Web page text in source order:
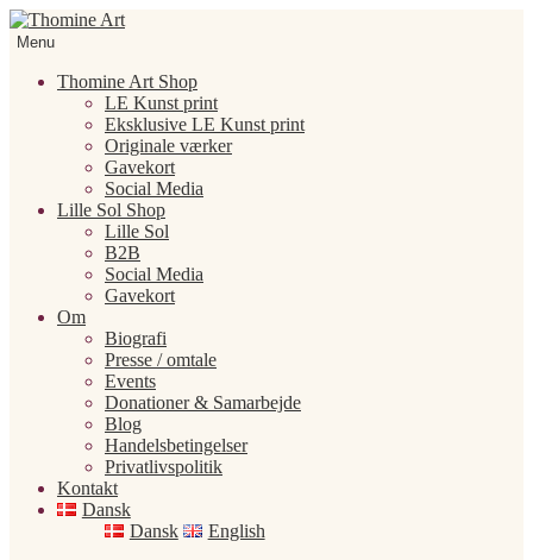
Spring
til
Spring
tilMenu
Thomine Art Shop
LE Kunst print
Eksklusive LE Kunst print
Originale værker
Gavekort
Social Media
Lille Sol Shop
Lille Sol
B2B
Social Media
Gavekort
Om
Biografi
Presse / omtale
Events
Donationer & Samarbejde
Blog
Handelsbetingelser
Privatlivspolitik
Kontakt
Dansk
Dansk
English